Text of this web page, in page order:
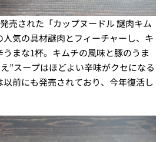
売された「カップヌードル 謎肉キム
気の具材謎肉とフィーチャーし、キ
まな1杯。キムチの風味と豚のうま
”スープはほどよい辛味がクセになる
前にも発売されており、今年復活し